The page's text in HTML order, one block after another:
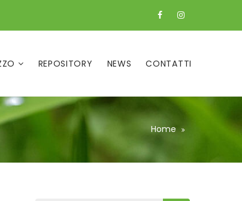
REPOSITORY NEWS CONTATTI
Home